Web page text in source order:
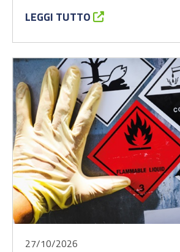
LEGGI TUTTO
27/10/2026